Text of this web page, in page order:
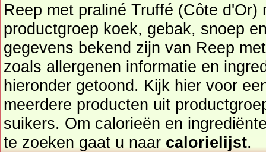
Reep met praliné Truffé (Côte d'Or)
productgroep koek, gebak, snoep
gegevens bekend zijn van Reep met praliné Truffé (Côte d'Or)
zoals allergenen informatie en
hieronder getoond. Kijk hier voor
meerdere producten uit
suikers. Om calorieën en
te zoeken gaat u naar calorielijst.